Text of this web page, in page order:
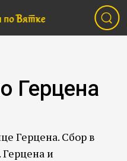
Герцена
Герцена. Сбор в
Герцена и